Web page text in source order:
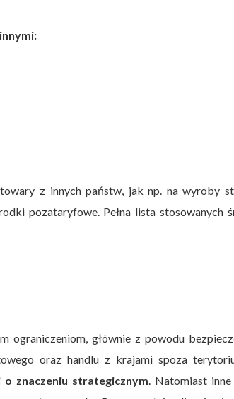
z innych państw, jak np. na wyroby
pozataryfowe. Pełna lista stosowanych
głównie z powodu
oraz handlu z krajami spoza
znaczeniu strategicznym. Natomiast